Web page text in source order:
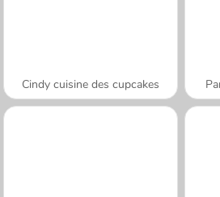
Cindy cuisine des cupcakes